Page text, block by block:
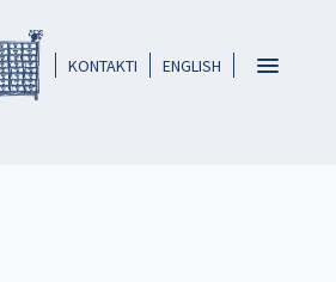
ENGLISH
KONTAKTI
Toggle